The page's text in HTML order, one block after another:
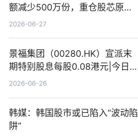
额减少500万份，重仓股芯原股
份、寒武纪、澜起科技 观速讯
2026-06-27
景福集团（00280.HK）宣派末
期特别股息每股0.08港元|今日快
看
2026-06-26
韩媒：韩国股市或已陷入“波动陷
阱”